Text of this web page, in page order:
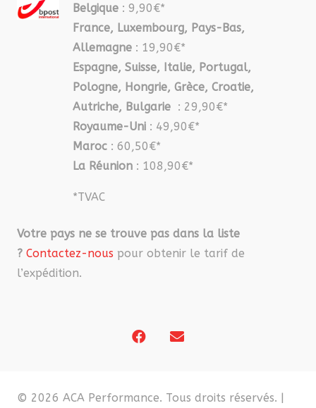
Belgique : 9,90€*
France, Luxembourg, Pays-Bas,
Allemagne : 19,90€*
Espagne, Suisse, Italie, Portugal,
Pologne, Hongrie, Grèce, Croatie,
Autriche, Bulgarie : 29,90€*
Royaume-Uni : 49,90€*
Maroc : 60,50€*
La Réunion : 108,90€*
*TVAC
Votre pays ne se trouve pas dans la liste
? Contactez-nous pour obtenir le tarif de
l’expédition.
© 2026 ACA Performance. Tous droits réservés. |